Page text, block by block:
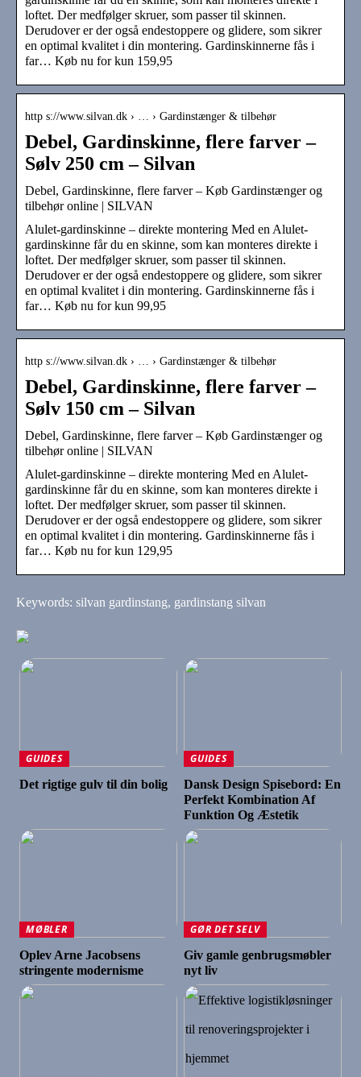
loftet. Der medfølger skruer, som passer til skinnen.
Derudover er der også endestoppere og glidere, som sikrer
en optimal kvalitet i din montering. Gardinskinnerne fås i
far… Køb nu for kun 159,95
http s://www.silvan.dk › … › Gardinstænger & tilbehør
Debel, Gardinskinne, flere farver –
Sølv 250 cm – Silvan
Debel, Gardinskinne, flere farver – Køb Gardinstænger og
tilbehør online | SILVAN
Alulet-gardinskinne – direkte montering Med en Alulet-
gardinskinne får du en skinne, som kan monteres direkte i
loftet. Der medfølger skruer, som passer til skinnen.
Derudover er der også endestoppere og glidere, som sikrer
en optimal kvalitet i din montering. Gardinskinnerne fås i
far… Køb nu for kun 99,95
http s://www.silvan.dk › … › Gardinstænger & tilbehør
Debel, Gardinskinne, flere farver –
Sølv 150 cm – Silvan
Debel, Gardinskinne, flere farver – Køb Gardinstænger og
tilbehør online | SILVAN
Alulet-gardinskinne – direkte montering Med en Alulet-
gardinskinne får du en skinne, som kan monteres direkte i
loftet. Der medfølger skruer, som passer til skinnen.
Derudover er der også endestoppere og glidere, som sikrer
en optimal kvalitet i din montering. Gardinskinnerne fås i
far… Køb nu for kun 129,95
Keywords: silvan gardinstang, gardinstang silvan
GUIDES
Det rigtige gulv til din bolig
GUIDES
Dansk Design Spisebord: En
Perfekt Kombination Af
Funktion Og Æstetik
MØBLER
Oplev Arne Jacobsens
stringente modernisme
GØR DET SELV
Giv gamle genbrugsmøbler
nyt liv